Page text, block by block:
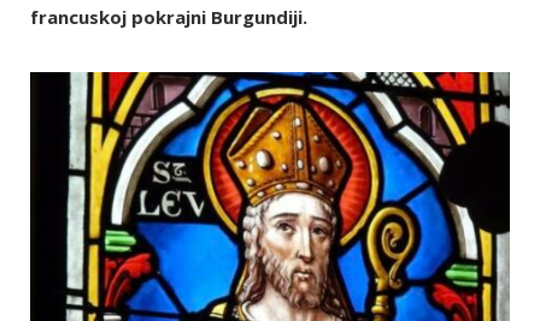
francuskoj pokrajni Burgundiji.